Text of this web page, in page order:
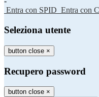
Entra con SPID Entra con
Seleziona utente
button close ×
Recupero password
button close ×